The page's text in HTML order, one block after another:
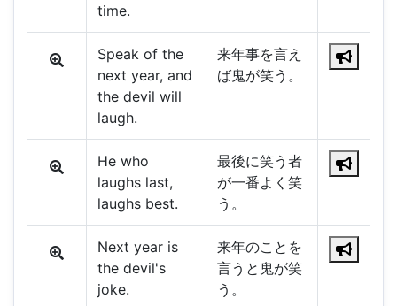
time.
Speak of the
next year, and
the devil will
laugh.
来年事を言え
ば鬼が笑う。
He who
laughs last,
laughs best.
最後に笑う者
が一番よく笑
う。
Next year is
the devil's
joke.
来年のことを
言うと鬼が笑
う。